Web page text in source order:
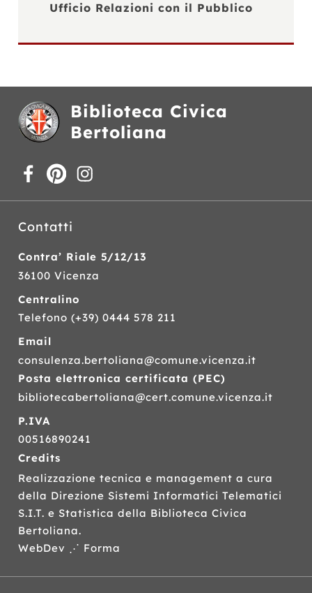
Ufficio Relazioni con il Pubblico
Biblioteca Civica
Bertoliana
Contatti
Contra’ Riale 5/12/13
36100 Vicenza
Centralino
Telefono(+39) 0444 578 211
Email
consulenza.bertoliana@comune.vicenza.it
Posta elettronica certificata (PEC)
bibliotecabertoliana@cert.comune.vicenza.it
P.IVA
00516890241
Credits
Realizzazione tecnica e management a cura
della Direzione Sistemi Informatici Telematici
S.I.T. e Statistica della Biblioteca Civica
Bertoliana.
WebDev ⋰ Forma